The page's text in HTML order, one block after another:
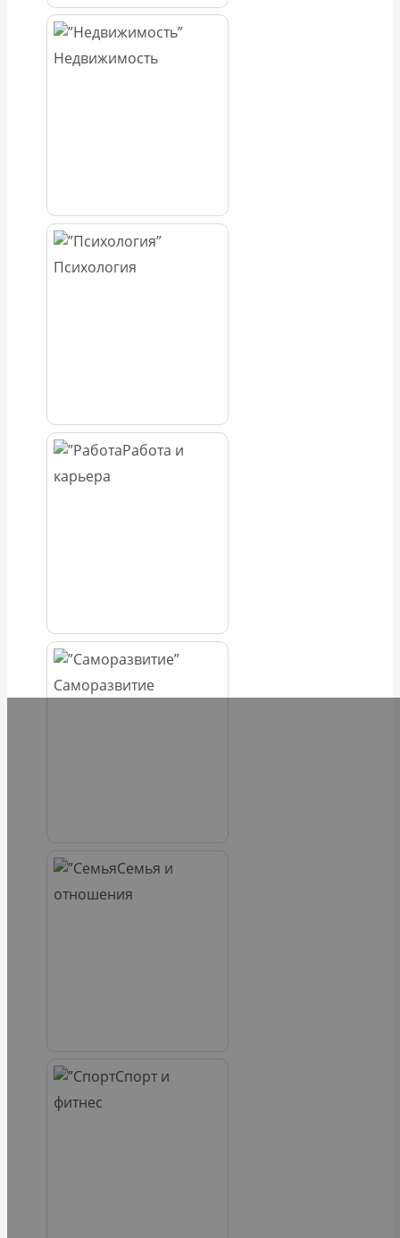
Недвижимость
Психология
Работа и
карьера
Саморазвитие
Семья и
отношения
Спорт и
фитнес